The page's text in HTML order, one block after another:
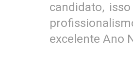
candidato,
excelente Ano